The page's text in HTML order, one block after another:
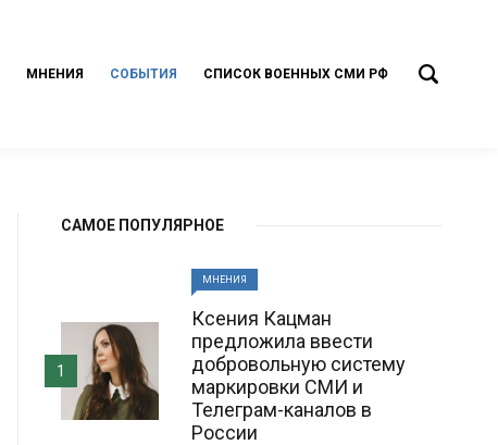
МНЕНИЯ СОБЫТИЯ СПИСОК ВОЕННЫХ СМИ РФ
САМОЕ ПОПУЛЯРНОЕ
МНЕНИЯ
Ксения Кацман
предложила ввести
добровольную систему
маркировки СМИ и
Телеграм-каналов в
России
1